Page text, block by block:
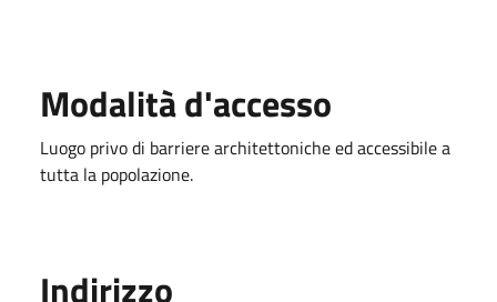
Modalità d'accesso
Luogo privo di barriere architettoniche ed accessibile a
tutta la popolazione.
Indirizzo